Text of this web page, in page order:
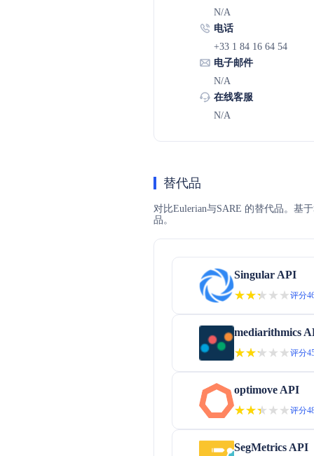
N/A
电话
+33 1 84 16 64 54
电子邮件
N/A
在线客服
N/A
替代品
对比Eulerian与SARE 的替代品。基
品。
Singular API
★★★★★
★★★★★评分
mediarithmics
★★★★★
★★★★★评分
optimove API
★★★★★
★★★★★评分
SegMetrics API